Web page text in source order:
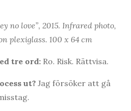
no love”, 2015. Infrared photo,
plexiglass. 100 x 64 cm
tre ord: Ro. Risk. Rättvisa.
ut? Jag försöker att gå